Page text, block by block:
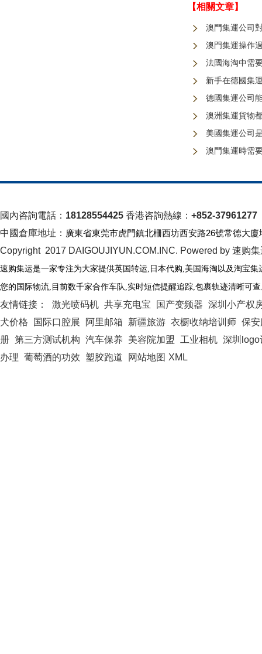
【相關文章】
澳門集運公司
澳門集運操作
法國海淘中需
新手在德國集
德國集運公司
澳洲集運貨物
美國集運公司
澳門集運時需
國內咨詢電話： 18128554425 香港咨詢熱線： +852-37961277
中國倉庫地址： 廣東省東莞市虎門鎮北柵西坊西安路26號常德大
Copyright 2017 DAIGOUJIYUN.COM.INC. Powered by 速购
速购集运是一家专注为大家提供英国转运,日本代购,美国海淘以及淘宝集
您的国际物流, 目前数千家合作车队,实时短信提醒追踪,包裹轨迹清晰可
友情链接： 激光喷码机 共享充电宝 国产变频器 深圳小产权
犬价格
国际口腔展 阿里邮箱 新疆旅游 衣橱收纳培训师 保
册 第三方测试机构 汽车保养 美容院加盟 工业相机 深圳logo
办理 葡萄酒的功效 塑胶跑道 网站地图 XML